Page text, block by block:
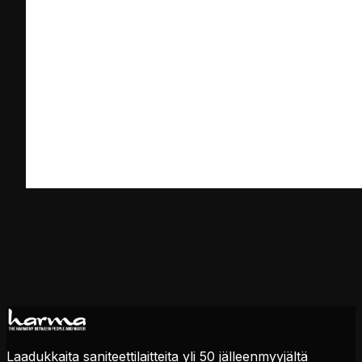
Laadukkaita saniteettilaitteita yli 50 jälleenmyyjältä